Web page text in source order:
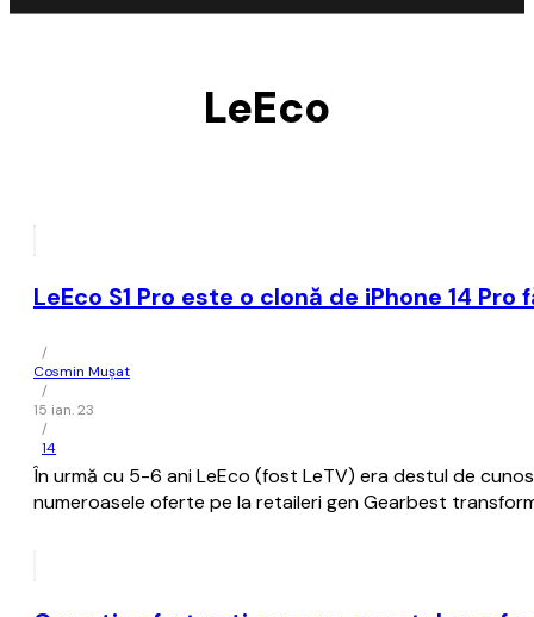
LeEco
LeEco S1 Pro este o clonă de iPhone 14
/
Cosmin Mușat
/
15 ian. 23
/
14
În urmă cu 5-6 ani LeEco (fost LeTV) era destul de
numeroasele oferte pe la retaileri gen Gearbest